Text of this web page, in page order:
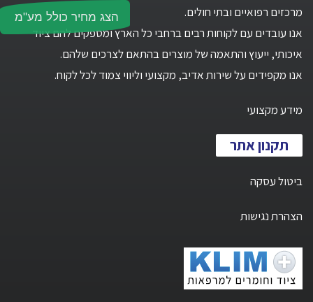
הצג מחיר כולל מע"מ
מרכזים רפואיים ובתי חולים.
אנו עובדים עם לקוחות רבים ברחבי כל הארץ ומספקים להם ציוד
איכותי, ייעוץ והתאמה של מוצרים בהתאם לצרכים שלהם.
אנו מקפידים על שירות אדיב, מקצועי וליווי צמוד לכל לקוח.
מידע מקצועי
תקנון אתר
ביטול עסקה
הצהרת נגישות